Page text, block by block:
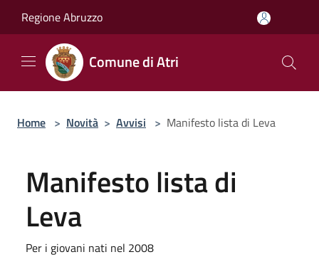
Regione Abruzzo
Comune di Atri
Home > Novità > Avvisi > Manifesto lista di Leva
Manifesto lista di
Leva
Per i giovani nati nel 2008